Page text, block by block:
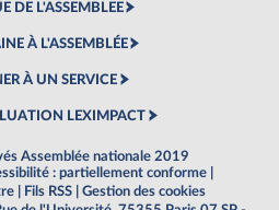
DE L'ASSEMBLEE
À L'ASSEMBLÉE
À UN SERVICE
LEXIMPACT
Assemblée nationale 2019
: partiellement conforme
Fils RSS
Gestion des cookies